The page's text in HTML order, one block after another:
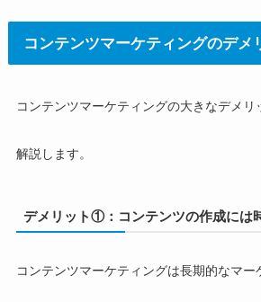
コンテンツマーケティングのデメ
コンテンツマーケティングの大きなデメリ
解説します。
デメリット①：コンテンツの作成には
コンテンツマーケティングは長期的なマー